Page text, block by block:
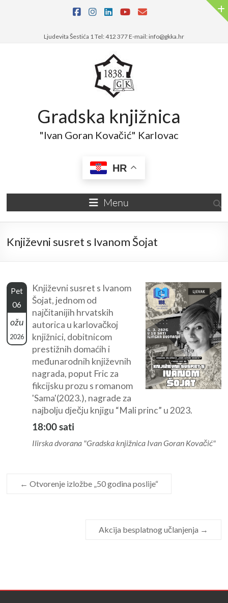
Ljudevita Šestića 1 Tel: 412 377 E-mail: info@gkka.hr
Gradska knjižnica
"Ivan Goran Kovačić" Karlovac
HR
Menu
Književni susret s Ivanom Šojat
Pet
06
ožu
2026
Književni susret s Ivanom
Šojat, jednom od
najčitanijih hrvatskih
autorica u karlovačkoj
knjižnici, dobitnicom
prestižnih domaćih i
međunarodnih književnih
nagrada, poput Fric za
fikcijsku prozu s romanom
'Sama'(2023.), nagrade za
najbolju dječju knjigu “Mali princ” u 2023.
18:00 sati
Ilirska dvorana "Gradska knjižnica Ivan Goran Kovačić"
← Otvorenje izložbe „50 godina poslije“
Akcija besplatnog učlanjenja →